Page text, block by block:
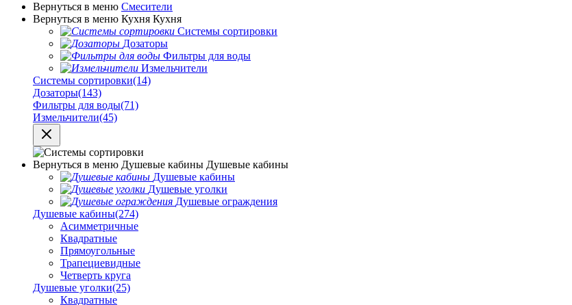
Вернуться в меню Смесители
Вернуться в меню Кухня Кухня
Системы сортировки
Дозаторы
Фильтры для воды
Измельчители
Системы сортировки(14)
Дозаторы(143)
Фильтры для воды(71)
Измельчители(45)
Вернуться в меню Душевые кабины Душевые кабины
Душевые кабины
Душевые уголки
Душевые ограждения
Душевые кабины(274)
Асимметричные
Квадратные
Прямоугольные
Трапециевидные
Четверть круга
Душевые уголки(25)
Квадратные